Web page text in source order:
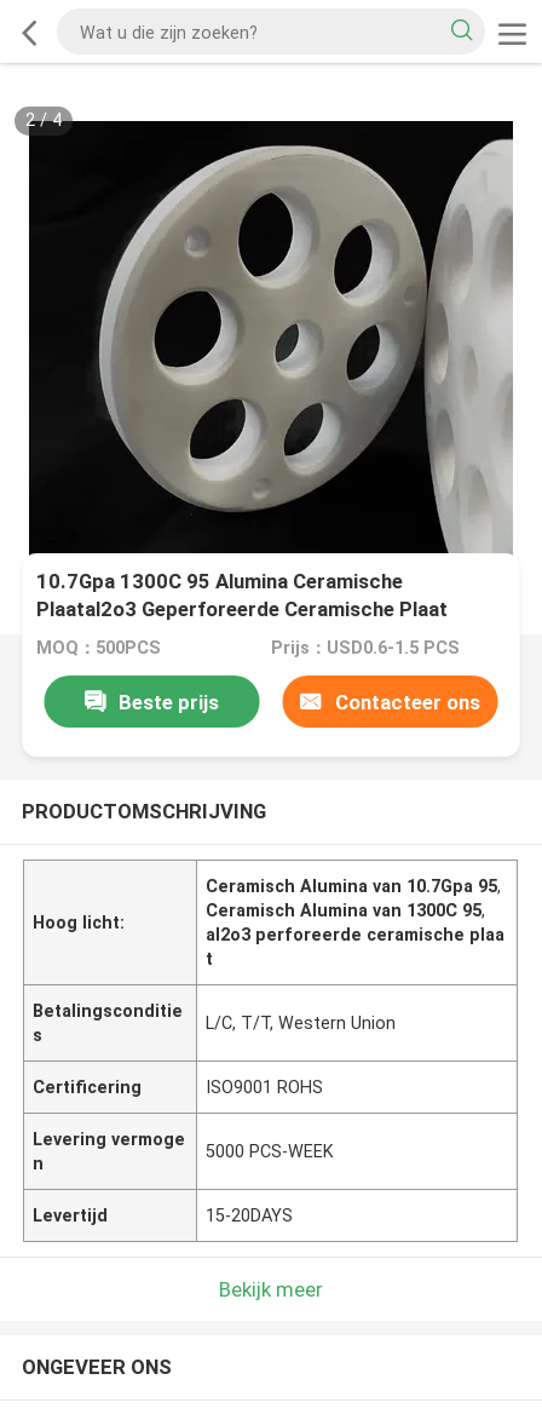
2/4
10.7Gpa 1300C 95 Alumina Ceramische
Plaatal2o3 Geperforeerde Ceramische Plaat
MOQ：500PCS Prijs：USD0.6-1.5 PCS
Beste prijs Contacteer ons
PRODUCTOMSCHRIJVING
Hoog licht:
Ceramisch Alumina van 10.7Gpa 95,
Ceramisch Alumina van 1300C 95,
al2o3 perforeerde ceramische plaa
t
Betalingsconditie
s
L/C, T/T, Western Union
Certificering ISO9001 ROHS
Levering vermoge
n
5000 PCS-WEEK
Levertijd 15-20DAYS
Bekijk meer
ONGEVEER ONS